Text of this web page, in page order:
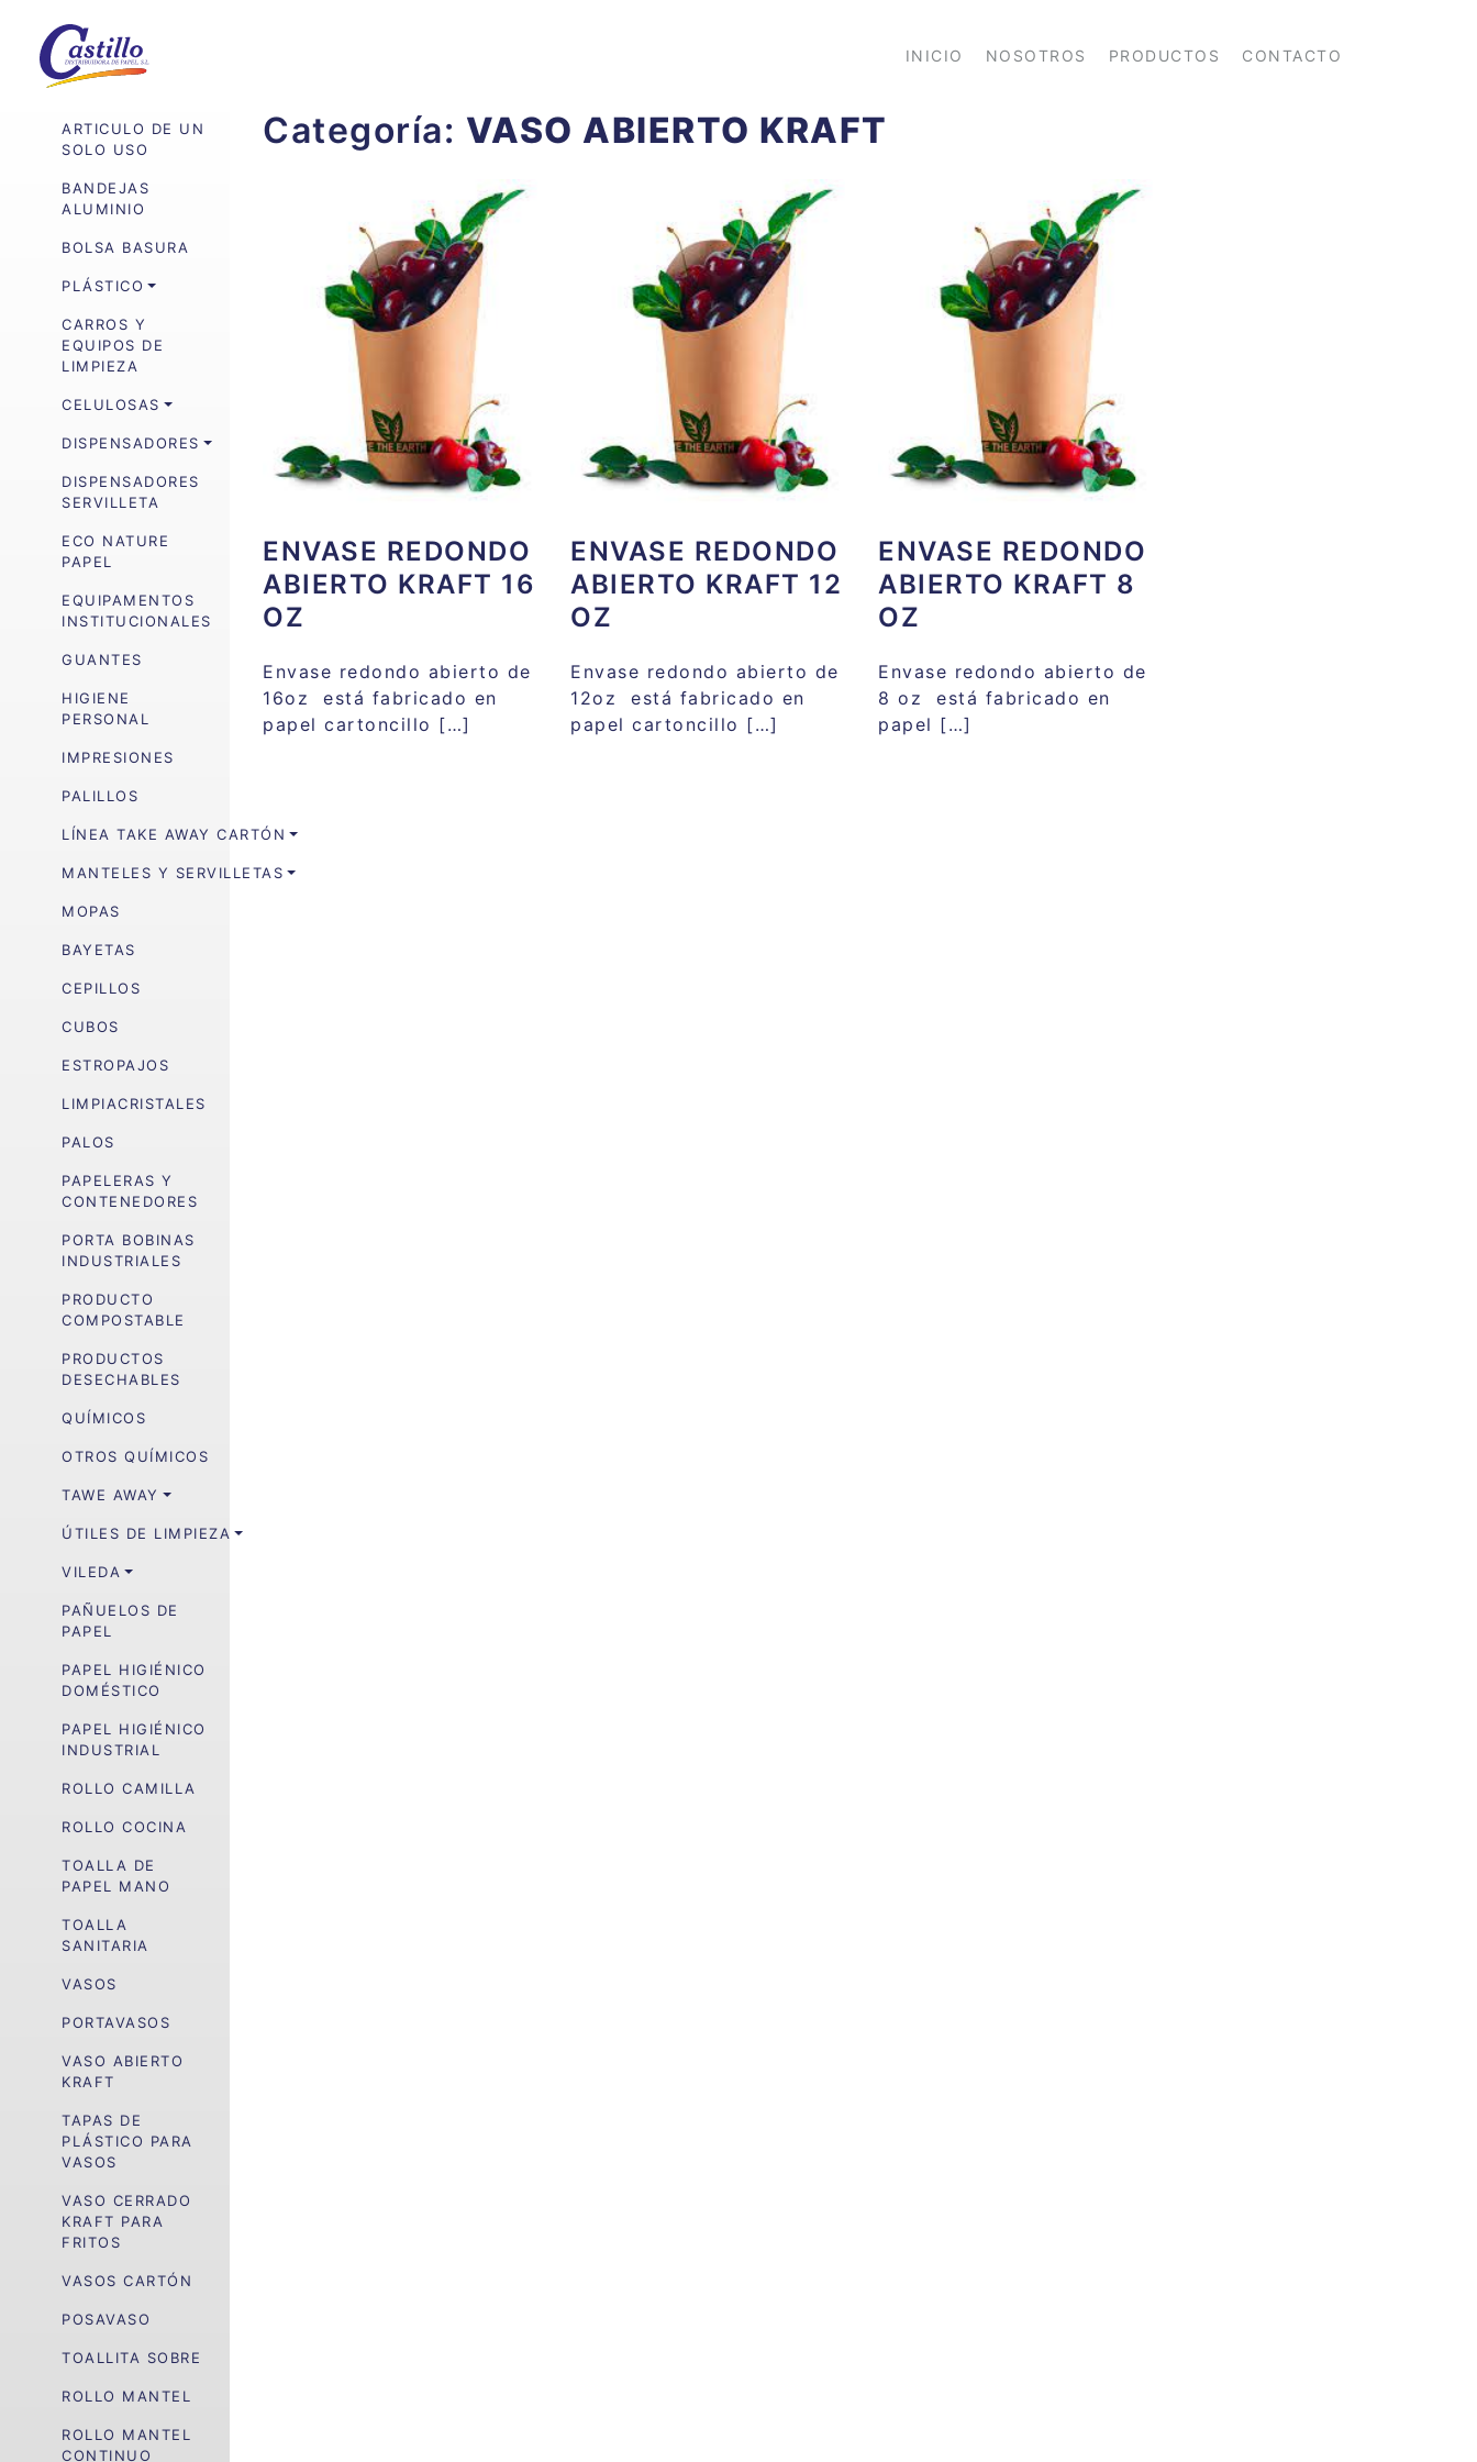
INICIO NOSOTROS PRODUCTOS CONTACTO
ARTICULO DE UN
SOLO USO
BANDEJAS
ALUMINIO
BOLSA BASURA
PLÁSTICO
CARROS Y
EQUIPOS DE
LIMPIEZA
CELULOSAS
DISPENSADORES
DISPENSADORES
SERVILLETA
ECO NATURE
PAPEL
EQUIPAMENTOS
INSTITUCIONALES
GUANTES
HIGIENE
PERSONAL
IMPRESIONES
PALILLOS
LÍNEA TAKE AWAY CARTÓN
MANTELES Y SERVILLETAS
MOPAS
BAYETAS
CEPILLOS
CUBOS
ESTROPAJOS
LIMPIACRISTALES
PALOS
PAPELERAS Y
CONTENEDORES
PORTA BOBINAS
INDUSTRIALES
PRODUCTO
COMPOSTABLE
PRODUCTOS
DESECHABLES
QUÍMICOS
OTROS QUÍMICOS
TAWE AWAY
ÚTILES DE LIMPIEZA
VILEDA
PAÑUELOS DE
PAPEL
PAPEL HIGIÉNICO
DOMÉSTICO
PAPEL HIGIÉNICO
INDUSTRIAL
ROLLO CAMILLA
ROLLO COCINA
TOALLA DE
PAPEL MANO
TOALLA
SANITARIA
VASOS
PORTAVASOS
VASO ABIERTO
KRAFT
TAPAS DE
PLÁSTICO PARA
VASOS
VASO CERRADO
KRAFT PARA
FRITOS
VASOS CARTÓN
POSAVASO
TOALLITA SOBRE
ROLLO MANTEL
ROLLO MANTEL
CONTINUO
Categoría: VASO ABIERTO KRAFT
ENVASE REDONDO
ABIERTO KRAFT 16
OZ
Envase redondo abierto de
16oz está fabricado en
papel cartoncillo […]
ENVASE REDONDO
ABIERTO KRAFT 12
OZ
Envase redondo abierto de
12oz está fabricado en
papel cartoncillo […]
ENVASE REDONDO
ABIERTO KRAFT 8
OZ
Envase redondo abierto de
8 oz está fabricado en
papel […]